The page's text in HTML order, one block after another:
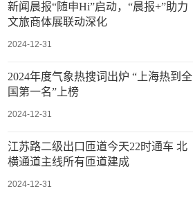
新闻晨报“随申Hi”启动，“晨报+”助力
文旅商体展联动深化
2024-12-31
2024年度气象热搜词出炉 “上海热到全
国第一名”上榜
2024-12-31
江苏路二级出口匝道今天22时通车 北
横通道主线所有匝道建成
2024-12-31